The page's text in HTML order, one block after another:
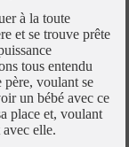
à la toute
et se trouve prête
tous entendu
voulant se
un bébé avec ce
place et, voulant
elle.